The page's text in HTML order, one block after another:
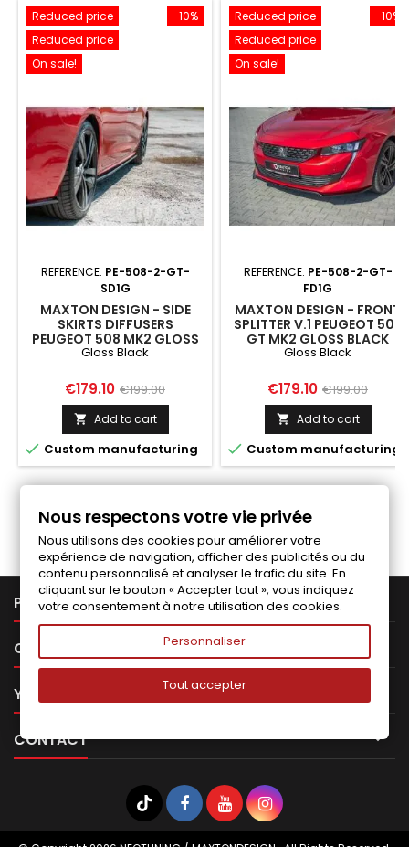
-10%
Reduced price
Reduced price
On sale!
REFERENCE: PE-508-2-GT-
SD1G
MAXTON DESIGN - SIDE
SKIRTS DIFFUSERS
PEUGEOT 508 MK2 GLOSS
BLACK
Gloss Black
Price
€179.10 Regular
price
€199.00
 Add to cart
 Custom manufacturing
-10%
Reduced price
Reduced price
On sale!
REFERENCE: PE-508-2-GT-
FD1G
MAXTON DESIGN - FRONT
SPLITTER V.1 PEUGEOT 508
GT MK2 GLOSS BLACK
Gloss Black
Price
€179.10 Regular
price
€199.00
 Add to cart
 Custom manufacturing
Follow us on Facebook
PRODUCTS
OUR COMPANY
YOUR ACCOUNT
CONTACT 
Nous respectons votre vie privée
Nous utilisons des cookies pour améliorer votre
expérience de navigation, afficher des publicités ou du
contenu personnalisé et analyser le trafic du site. En
cliquant sur le bouton « Accepter tout », vous indiquez
votre consentement à notre utilisation des cookies.
Personnaliser
Tout accepter